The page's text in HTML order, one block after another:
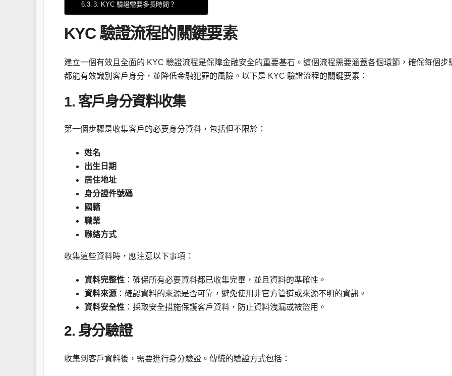
3. KYC 驗證需要多長時間？
KYC 驗證流程的關鍵要素
建立一個有效且全面的 KYC 驗證流程是保障金融安全的重要基石。這個流程需要涵蓋各個環節，確保每個步
都能有效識別客戶身分，並降低金融犯罪的風險。以下是 KYC 驗證流程的關鍵要素：
1. 客戶身分資料收集
第一個步驟是收集客戶的必要身分資料，包括但不限於：
姓名
出生日期
居住地址
身分證件號碼
國籍
職業
聯絡方式
收集這些資料時，應注意以下事項：
資料完整性 ：確保所有必要資料都已收集完畢，並且資料的準確性。
資料來源 ：確認資料的來源是否可靠，避免使用非官方管道或來源不明的資訊。
資料安全性 ：採取安全措施保護客戶資料，防止資料洩漏或被盜用。
2. 身分驗證
收集到客戶資料後，需要進行身分驗證。傳統的驗證方式包括：